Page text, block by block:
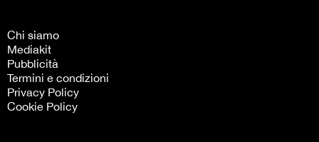
Chi siamo
Mediakit
Pubblicità
Termini e condizioni
Privacy Policy
Cookie Policy